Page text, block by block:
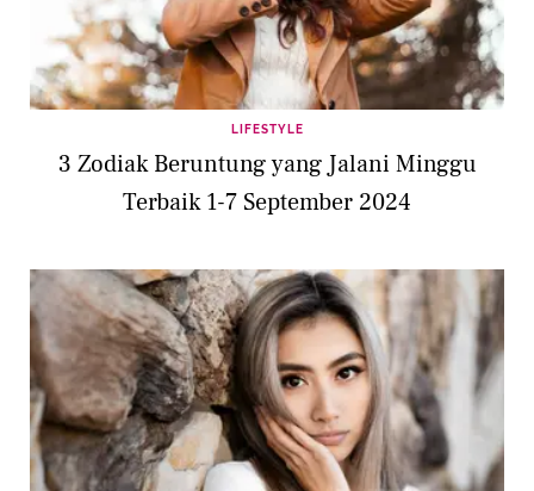
LIFESTYLE
3 Zodiak Beruntung yang Jalani Minggu
Terbaik 1-7 September 2024